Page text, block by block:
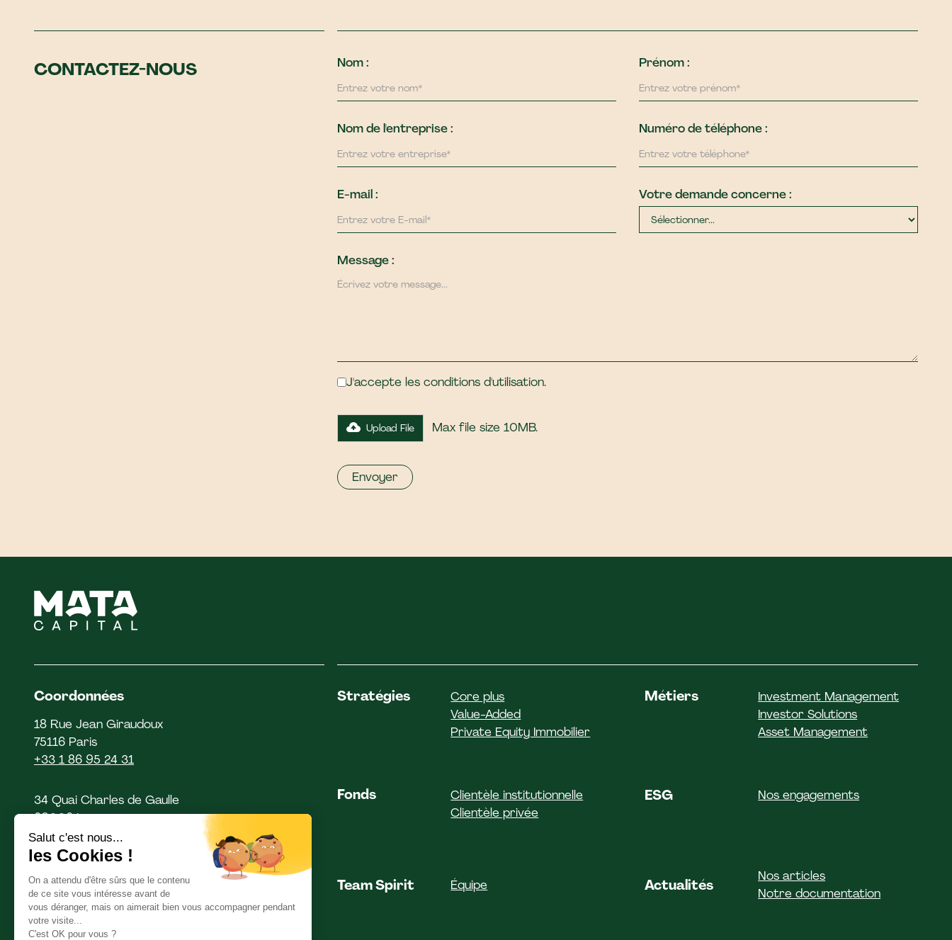
CONTACTEZ-NOUS Nom : Prénom :
Nom de l'entreprise : Numéro de téléphone :
E-mail : Votre demande concerne :
Message :
J'accepte les conditions d'utilisation.
Upload File Max file size 10MB.
Coordonnées
18 Rue Jean Giraudoux
75116 Paris
+33 1 86 95 24 31
34 Quai Charles de Gaulle
69006 Lyon
Colonnaden 9
Allemagne
Suivez-nous
Stratégies
Core plus
Value-Added
Private Equity Immobilier
Métiers
Investment Management
Investor Solutions
Asset Management
Fonds
Clientèle institutionnelle
Clientèle privée
ESG Nos engagements
Team Spirit Équipe Actualités
Nos articles
Notre documentation